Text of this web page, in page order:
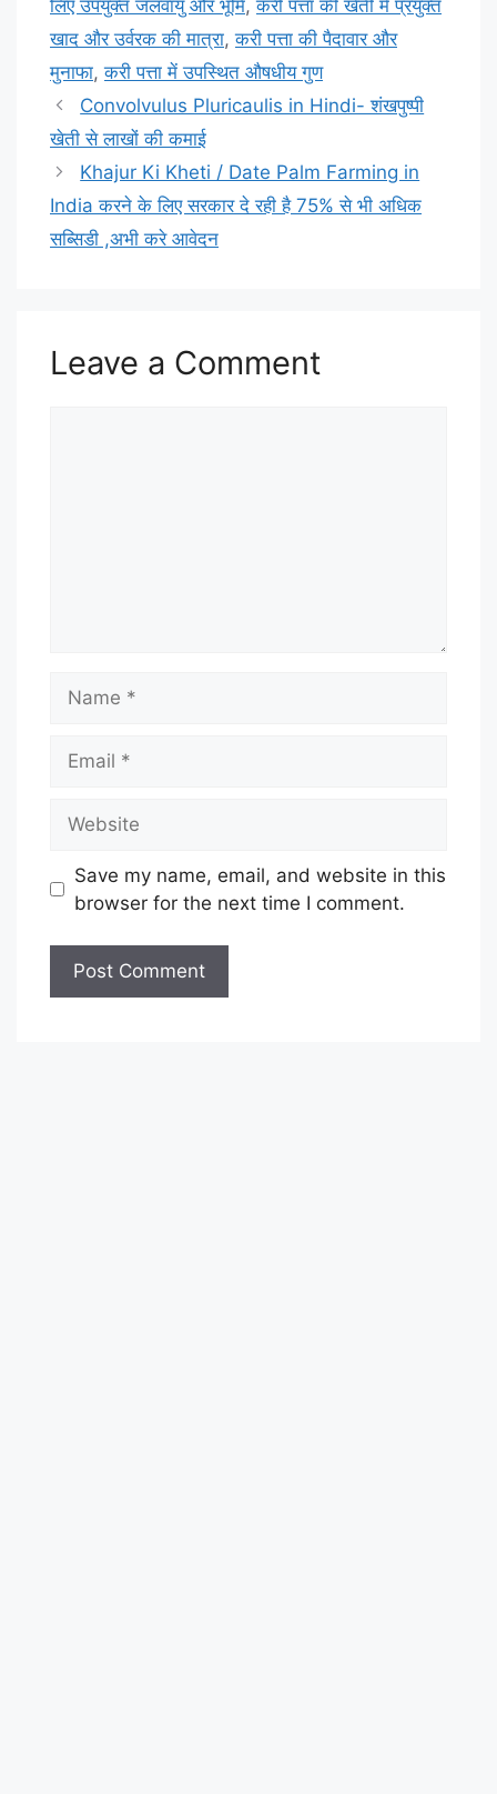
लिए उपयुक्त जलवायु और भूमि,करी पत्ता की खेती में प्रयुक्त
खाद और उर्वरक की मात्रा,करी पत्ता की पैदावार और
मुनाफा,करी पत्ता में उपस्थित औषधीय गुण
Convolvulus Pluricaulis in Hindi- शंखपुष्पी
खेती से लाखों की कमाई
Khajur Ki Kheti / Date Palm Farming in
India करने के लिए सरकार दे रही है 75% से भी अधिक
सब्सिडी ,अभी करे आवेदन
Leave a Comment
Save my name, email, and website in this
browser for the next time I comment.